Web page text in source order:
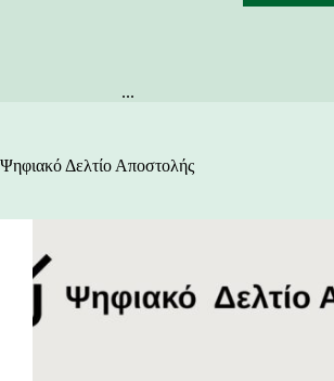
...
Ψηφιακό Δελτίο Αποστολής